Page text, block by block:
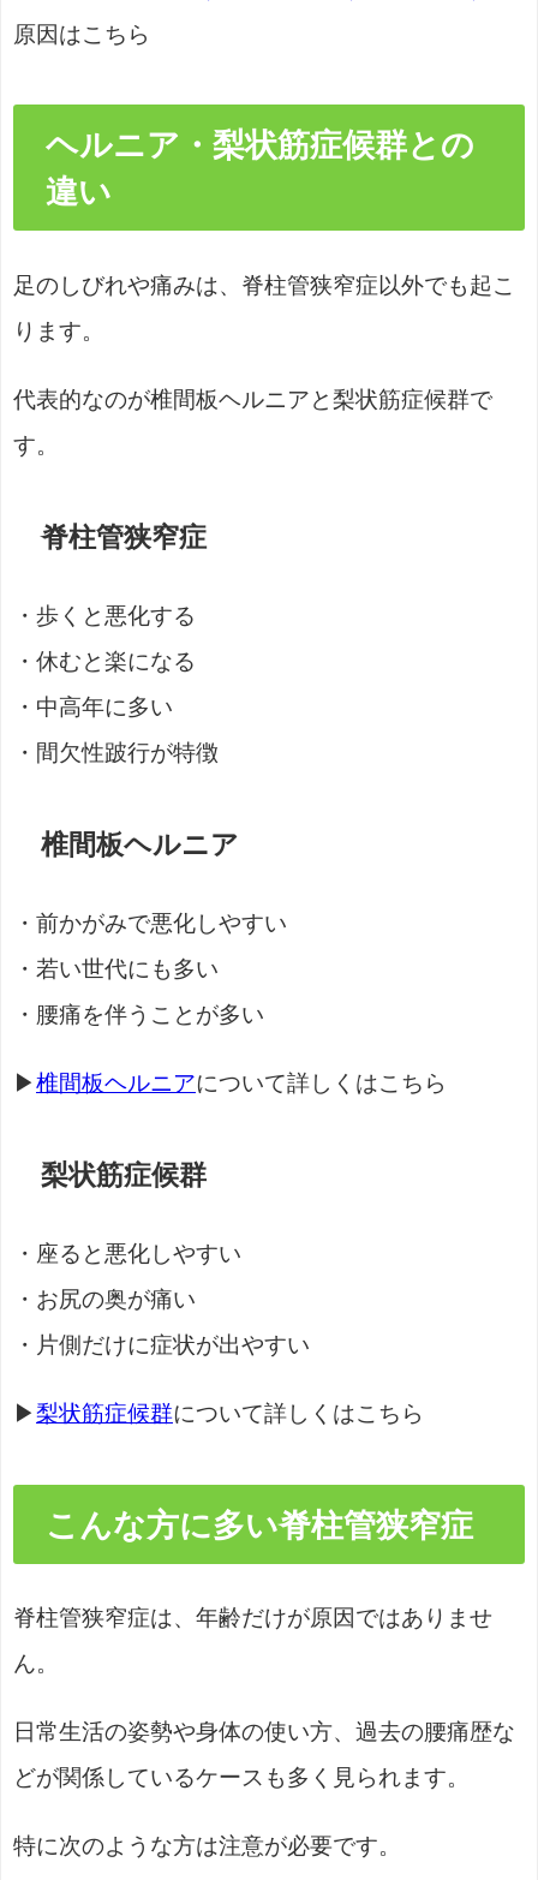
原因はこちら
ヘルニア・梨状筋症候群との
違い
足のしびれや痛みは、脊柱管狭窄症以外でも起こ
ります。
代表的なのが椎間板ヘルニアと梨状筋症候群で
す。
脊柱管狭窄症
・歩くと悪化する
・休むと楽になる
・中高年に多い
・間欠性跛行が特徴
椎間板ヘルニア
・前かがみで悪化しやすい
・若い世代にも多い
・腰痛を伴うことが多い
▶ 椎間板ヘルニアについて詳しくはこちら
梨状筋症候群
・座ると悪化しやすい
・お尻の奥が痛い
・片側だけに症状が出やすい
▶ 梨状筋症候群について詳しくはこちら
こんな方に多い脊柱管狭窄症
脊柱管狭窄症は、年齢だけが原因ではありませ
ん。
日常生活の姿勢や身体の使い方、過去の腰痛歴な
どが関係しているケースも多く見られます。
特に次のような方は注意が必要です。